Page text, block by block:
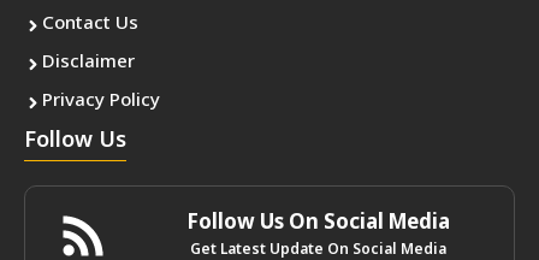
Contact Us
Disclaimer
Privacy Policy
Follow Us
Follow Us On Social Media
Get Latest Update On Social Media